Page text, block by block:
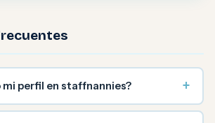
mi perfil en staffnannies? +